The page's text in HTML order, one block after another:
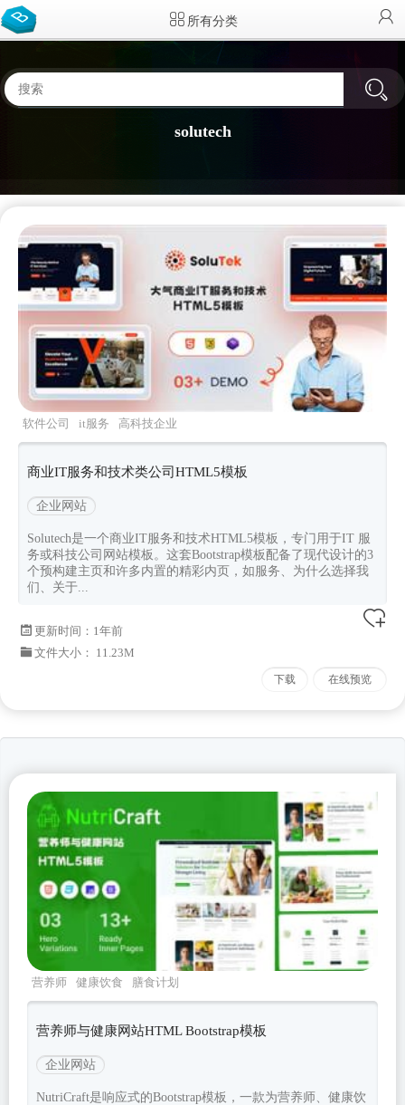
所有分类
solutech
软件公司 it服务
高科技企业
商业IT服务和技术类公司HTML5模板
企业网站
Solutech是一个商业IT服务和技术HTML5模板，专门用于IT 服
务或科技公司网站模板。这套Bootstrap模板配备了现代设计的3
个预构建主页和许多内置的精彩内页，如服务、为什么选择我
们、关于...
更新时间： 1年前
文件大小： 11.23M
下载 在线预览
营养师 健康饮食
膳食计划
营养师与健康网站HTML Bootstrap模板
企业网站
NutriCraft是响应式的Bootstrap模板，一款为营养师、健康饮